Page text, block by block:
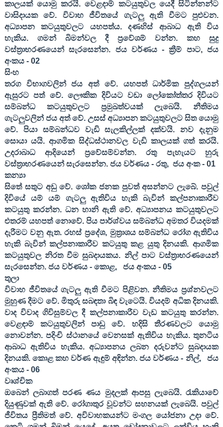
කාලයක් යොමු කරයි. වෙළදාම් කටයුතුවල යෙදී සිටින්නන්ට
වාසිදායක වේ. විවාහ ජීවිතයේ ගැටලු ඇති වීමට පුළුවන.
අධ්‍යාපන කටයුතුවලට යහපත්ය. දණහිස් ආබාධ ඇති විය
හැකිය. ගමන් බිමන්වල දී ප්‍රවේශම් වන්න. කහ සුදු
වස්ත්‍රාභරණයෙන් සැරසෙන්න. ජය වර්ණය - ක්‍රීම් පාට,ජය
අංකය - 02
සිංහ
තරග විභාගවලින් ජය අත් වේ. යහපත් ධාර්මික පුද්ගලයන්
ඇසුරට පත් වේ. ලෞකික දිවියට වඩා ලෝකෝත්තර දිවියට
සම්බන්ධ කටයුතුවලට ප්‍රමුඛත්වයක් ලැබෙයි. නීතිමය
ගැටලුවලින් ජය අත් වේ. උසස් අධ්‍යාපන කටයුතුවලට සිත යොමු
වේ. පියා සම්බන්ධව වැඩි සැලකිල්ලක් දක්වයි. නව දැනුම
සොයා යයි. ආගමික සිද්ධස්ථානවල වැඩි කාලයක් ගත් කරයි.
උදරාබාධ ආදියෙන් ප්‍රවේසම්වන්න. රතු පැහැයට හුරු
වස්ත්‍රාභරණයෙන් සැරසෙන්න. ජය වර්ණය - රතු, ජය අංක - 01
කන්‍යා
සිතේ සතුට අඩු වේ. ශෝක ජනක පුවත් අසන්නට ලැබේ. පවුල්
දිවියේ යම් යම් ගැටලු ඇතිවිය හැකි බැවින් කල්පනාකාරීව
කටයුතු කරන්න. ධන හානි ඇති වේ. අධ්‍යාපනය කටයුතුවලට
එතරම් යහපත් නොවේ. පිය පාර්ශ්වය සම්බන්ධ අමතර වියදමක්
දැරීමට වනු ඇත. රහස් ප්‍රදේශ, මුත්‍රාශය සම්බන්ධ රෝග ඇතිවිය
හැකි බැවින් කල්පනාකාරීව කටයුතු කළ යුතු දිනයකි. ආගමික
කටයුතුවල නිරත වීම සුබදායකය. නිල් පාට වස්ත්‍රාභරණයෙන්
සැරසෙන්න. ජය වර්ණය - කොළ, ජය අංකය - 05
තුලා
විවාහ ජීවිතයේ ගැටලු ඇති වීමට පිළිවන. නීතිමය ප්‍රශ්නවලට
මුහුණ දීමට වේ. මිතුරු සබඳතා බිඳ වැටෙයි. වියදම් අධික දිනයකි.
වාද විවාද ගිවිසුම්වල දී කල්පනාකාරීව වැඩ කටයුතු කරන්න.
වෙළඳාම් කටයුතුවලින් පාඩු වේ. හදිසි තීරණවලට යොමු
නොවන්න. පදිංචි ස්ථානයේ වෙනසක් ඇතිවිය හැකිය. තුනටිය
ආබාධ ඇතිවිය හැකිය. අධ්‍යාපනය ලබන දරුවන්ට සුබදායක
දිනයකි. කොළ කහ වර්ණ ඇඳුම් අඳින්න. ජය වර්ණය - නිල්,
ජය
අංකය - 06
වෘශ්චික
ඔබෙන් ලබාගත් පරණ ණය මුදලක් ආපසු ලැබෙයි. රැකියාවේ
දියුණුවක් ඇති වේ. රෝගාතුර වූවන්ට සහනයක් ලැබෙයි. පවුල්
ජීවිතය ප්‍රීතිමත් වේ. අවිවාහකයන්ට මංගල යෝජනා උදා වේ.